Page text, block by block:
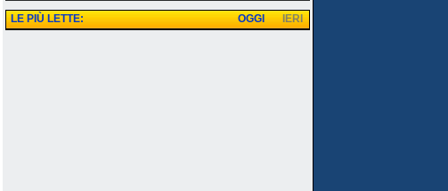
LE PIÙ LETTE: IERI
OGGI